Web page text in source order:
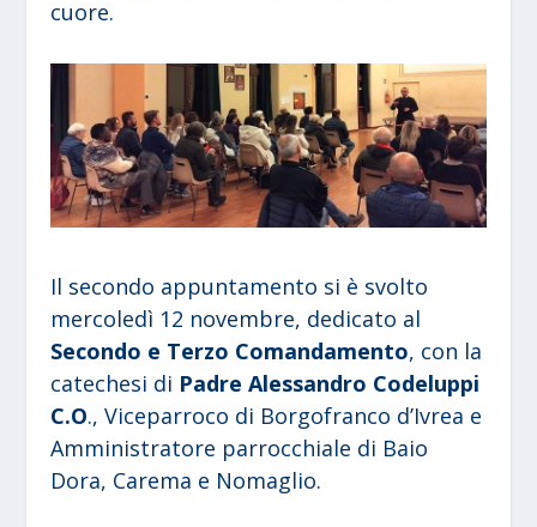
cuore.
Il secondo appuntamento si è svolto
mercoledì 12 novembre, dedicato al
Secondo e Terzo Comandamento, con la
catechesi di Padre Alessandro Codeluppi
C.O., Viceparroco di Borgofranco d’Ivrea e
Amministratore parrocchiale di Baio
Dora, Carema e Nomaglio.